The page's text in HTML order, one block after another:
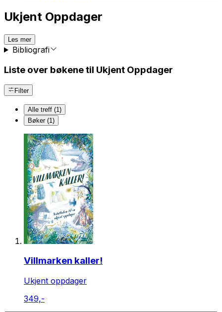
Ukjent Oppdager
Les mer
Bibliografi
Liste over bøkene til Ukjent Oppdager
Filter
Alle treff (1)
Bøker (1)
Villmarken kaller!
Ukjent oppdager
349,-